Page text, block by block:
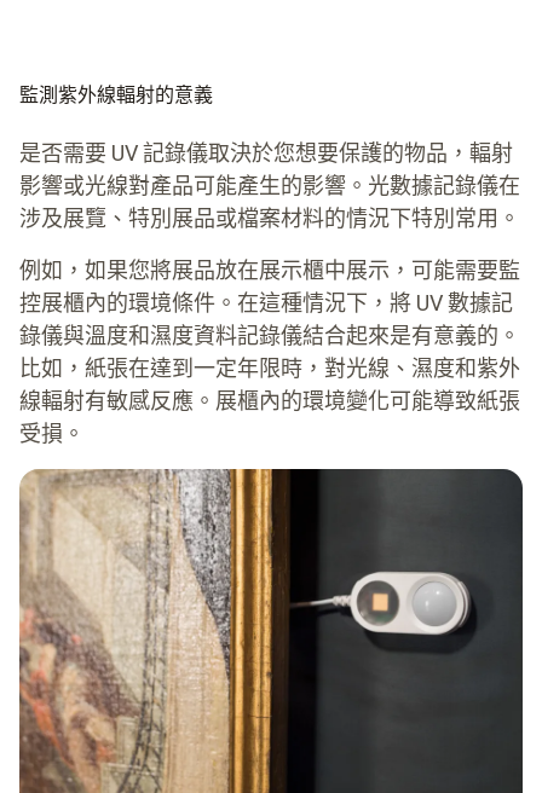
監測紫外線輻射的意義
是否需要 UV 記錄儀取決於您想要保護的物品，輻射
影響或光線對產品可能產生的影響。光數據記錄儀在
涉及展覽、特別展品或檔案材料的情況下特別常用。
例如，如果您將展品放在展示櫃中展示，可能需要監
控展櫃內的環境條件。在這種情況下，將 UV 數據記
錄儀與溫度和濕度資料記錄儀結合起來是有意義的。
比如，紙張在達到一定年限時，對光線、濕度和紫外
線輻射有敏感反應。展櫃內的環境變化可能導致紙張
受損。